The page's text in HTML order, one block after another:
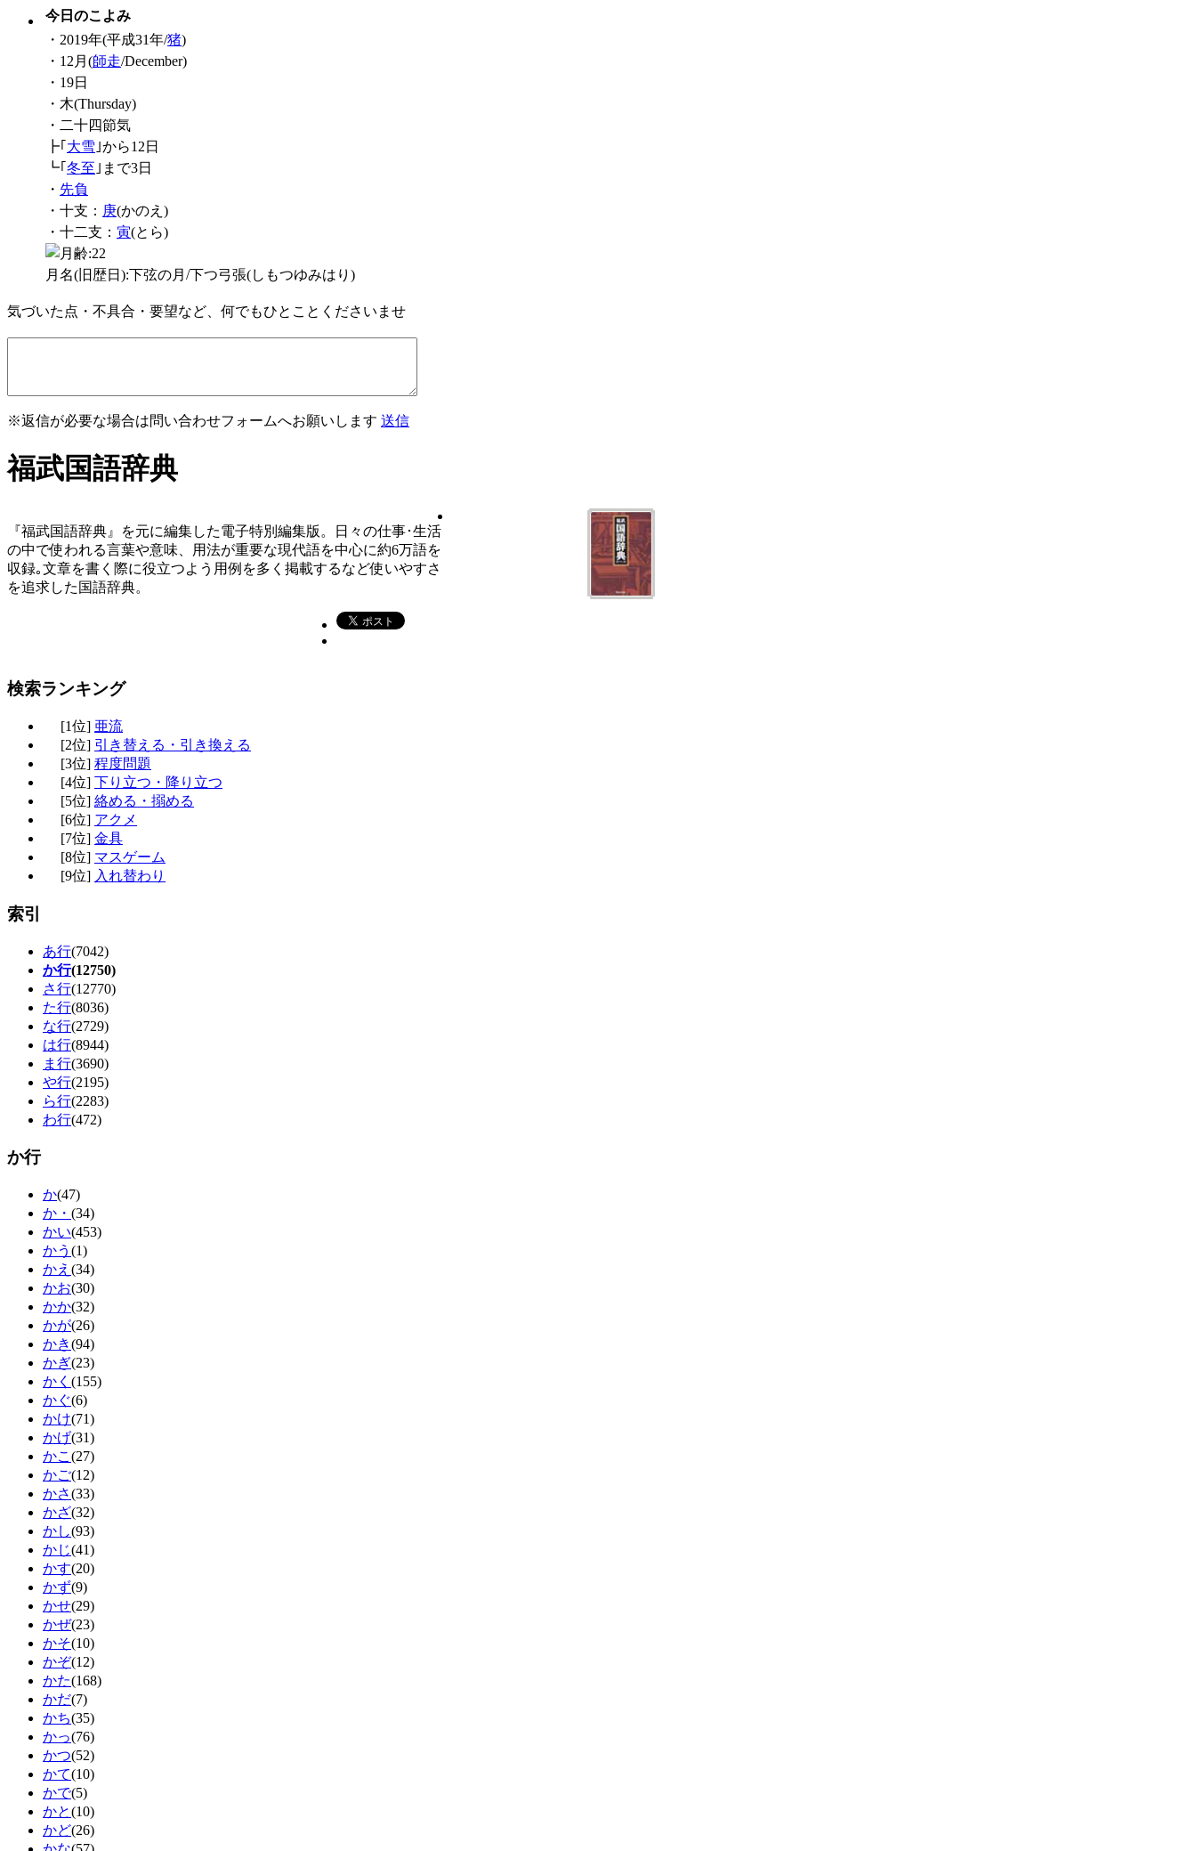
今日のこよみ
・2019年(平成31年/猪)
・12月(師走/December)
・19日
・木(Thursday)
・二十四節気
┣｢ 大雪 ｣から12日
┗｢ 冬至 ｣まで3日
・ 先負
・十支： 庚(かのえ)
・十二支： 寅(とら)
月名(旧歴日):下弦の月/下つ弓張(しもつゆみはり)
気づいた点・不具合・要望など、何でもひとことくださいませ
※返信が必要な場合は問い合わせフォームへお願いします 送信
福武国語辞典
『福武国語辞典』を元に編集した電子特別編集版。日々の仕事･生活
の中で使われる言葉や意味、用法が重要な現代語を中心に約6万語を
収録｡文章を書く際に役立つよう用例を多く掲載するなど使いやすさ
を追求した国語辞典。
検索ランキング
[1位] 亜流
[2位] 引き替える・引き換える
[3位] 程度問題
[4位] 下り立つ・降り立つ
[5位] 絡める・搦める
[6位] アクメ
[7位] 金具
[8位] マスゲーム
[9位] 入れ替わり
索引
あ行(7042)
か行(12750)
さ行(12770)
た行(8036)
な行(2729)
は行(8944)
ま行(3690)
や行(2195)
ら行(2283)
わ行(472)
か行
か(47)
か・ (34)
かい(453)
かう (1)
かえ (34)
かお(30)
かか(32)
かが(26)
かき(94)
かぎ(23)
かく (155)
かぐ(6)
かけ(71)
かげ(31)
かこ (27)
かご(12)
かさ(33)
かざ(32)
かし(93)
かじ(41)
かす(20)
かず(9)
かせ(29)
かぜ(23)
かそ(10)
かぞ(12)
かた(168)
かだ(7)
かち(35)
かっ(76)
かつ(52)
かて(10)
かで(5)
かと(10)
かど(26)